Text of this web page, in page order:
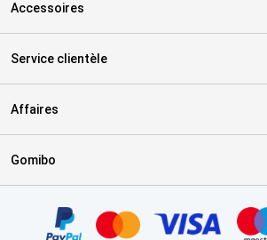
Accessoires
Service clientèle
Affaires
Gomibo